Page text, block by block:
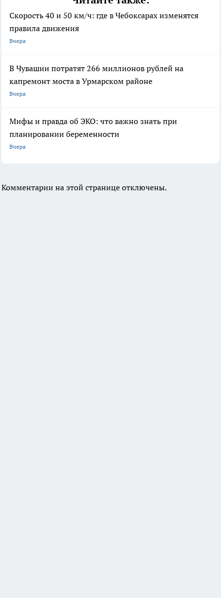
Скорость 40 и 50 км/ч: где в Чебоксарах изменятся
правила движения
Вчера
В Чувашии потратят 266 миллионов рублей на
капремонт моста в Урмарском районе
Вчера
Мифы и правда об ЭКО: что важно знать при
планировании беременности
Вчера
Комментарии на этой странице отключены.